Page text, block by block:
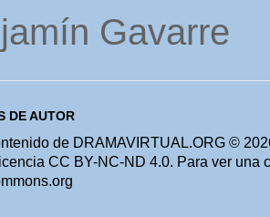
Gavarre
DE AUTOR
de DRAMAVIRTUAL.ORG ©
CC BY-NC-ND 4.0. Para ver una